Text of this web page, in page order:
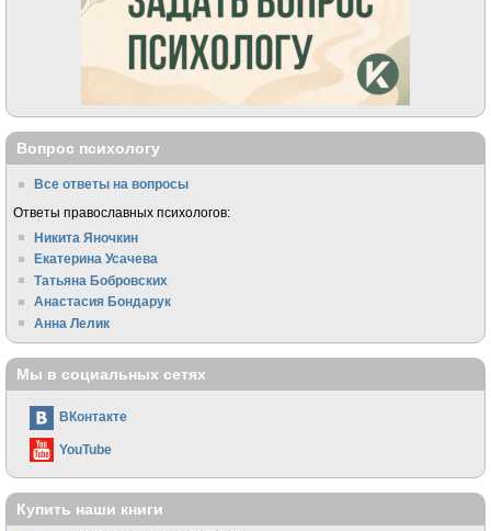
Вопрос психологу
Все ответы на вопросы
Ответы православных психологов:
Никита Яночкин
Екатерина Усачева
Татьяна Бобровских
Анастасия Бондарук
Анна Лелик
Мы в социальных сетях
ВКонтакте
YouTube
Купить наши книги